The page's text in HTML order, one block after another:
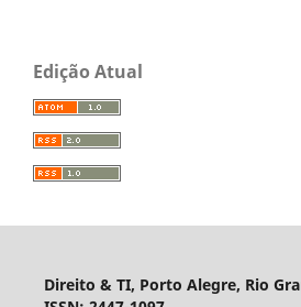
Edição Atual
Direito & TI, Porto Alegre, Rio